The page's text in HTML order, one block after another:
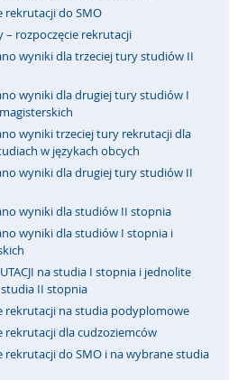
rekrutacji do SMO
– rozpoczęcie rekrutacji
wyniki dla trzeciej tury studiów II
wyniki dla drugiej tury studiów I
wyniki trzeciej tury rekrutacji dla
w językach obcych
wyniki dla drugiej tury studiów II
wyniki dla studiów II stopnia
wyniki dla studiów I stopnia i
na studia I stopnia i jednolite
II stopnia
rekrutacji na studia podyplomowe
rekrutacji dla cudzoziemców
rekrutacji do SMO i na wybrane studia